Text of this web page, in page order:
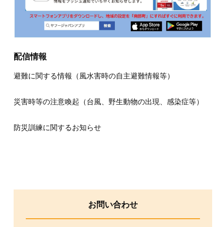
配信情報
避難に関する情報（風水害時の自主避難情報等）
災害時等の注意喚起（台風、野生動物の出現、感染症等）
防災訓練に関するお知らせ
お問い合わせ